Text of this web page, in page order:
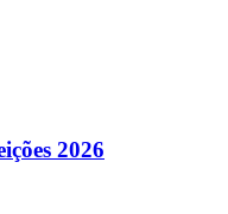
2026